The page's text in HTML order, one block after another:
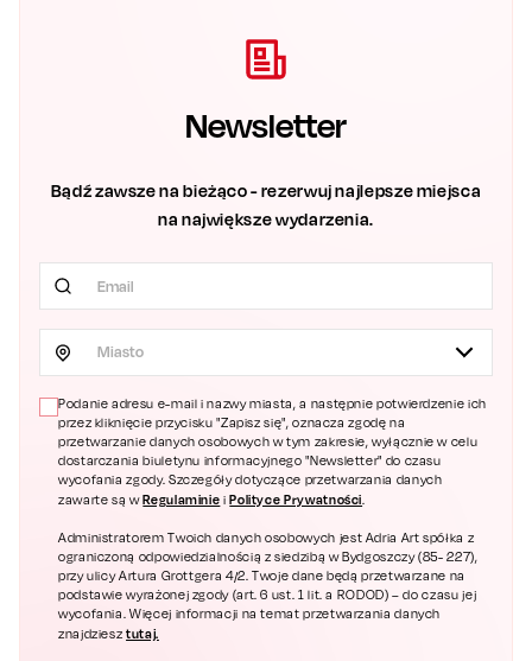
Newsletter
Bądź zawsze na bieżąco - rezerwuj najlepsze miejsca
na największe wydarzenia.
Miasto
Podanie adresu e-mail i nazwy miasta, a następnie potwierdzenie ich
przez kliknięcie przycisku "Zapisz się", oznacza zgodę na
przetwarzanie danych osobowych w tym zakresie, wyłącznie w celu
dostarczania biuletynu informacyjnego "Newsletter" do czasu
wycofania zgody. Szczegóły dotyczące przetwarzania danych
zawarte są wRegulaminie i Polityce Prywatności.
Administratorem Twoich danych osobowych jest Adria Art spółka z
ograniczoną odpowiedzialnością z siedzibą w Bydgoszczy (85- 227),
przy ulicy Artura Grottgera 4/2. Twoje dane będą przetwarzane na
podstawie wyrażonej zgody (art. 6 ust. 1 lit. a RODOD) – do czasu jej
wycofania. Więcej informacji na temat przetwarzania danych
znajdziesztutaj.